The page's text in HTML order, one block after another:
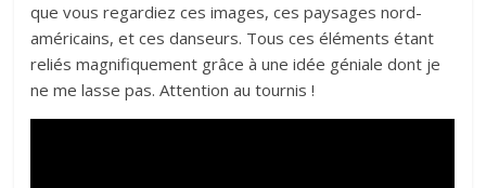
que vous regardiez ces images, ces paysages nord-
américains, et ces danseurs. Tous ces éléments étant
reliés magnifiquement grâce à une idée géniale dont je
ne me lasse pas. Attention au tournis !